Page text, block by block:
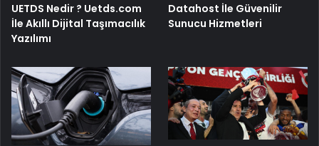
UETDS Nedir ? Uetds.com
İle Akıllı Dijital Taşımacılık
Yazılımı
Datahost İle Güvenilir
Sunucu Hizmetleri